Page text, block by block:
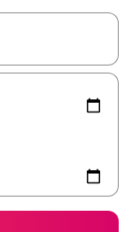
się po nich za